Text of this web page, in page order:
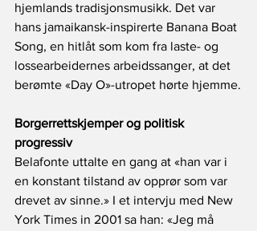
hjemlands tradisjonsmusikk. Det var
hans jamaikansk-inspirerte Banana Boat
Song, en hitlåt som kom fra laste- og
lossearbeidernes arbeidssanger, at det
berømte «Day O»-utropet hørte hjemme.
Borgerrettskjemper og politisk
progressiv
Belafonte uttalte en gang at «han var i
en konstant tilstand av opprør som var
drevet av sinne.» I et intervju med New
York Times in 2001 sa han: «Jeg må